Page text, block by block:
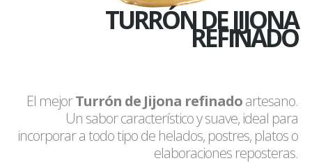
TURRÓN DE JIJONA
REFINADO
El mejorTurrón de Jijona refinadoartesano.
Un sabor característico y suave, ideal para
incorporar a todo tipo de helados, postres, platos o
elaboraciones reposteras.